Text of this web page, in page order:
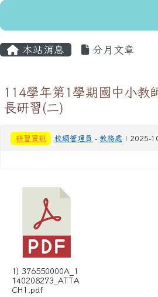
跳至主內容區
花蓮縣立富里國民中
導覽列
本站消息 分月文章
114學年第1學期國中小教
長研習(二)
研習資訊 校網管理員 -教務處 | 2025-
1) 376550000A_1
140208273_ATTA
CH1.pdf